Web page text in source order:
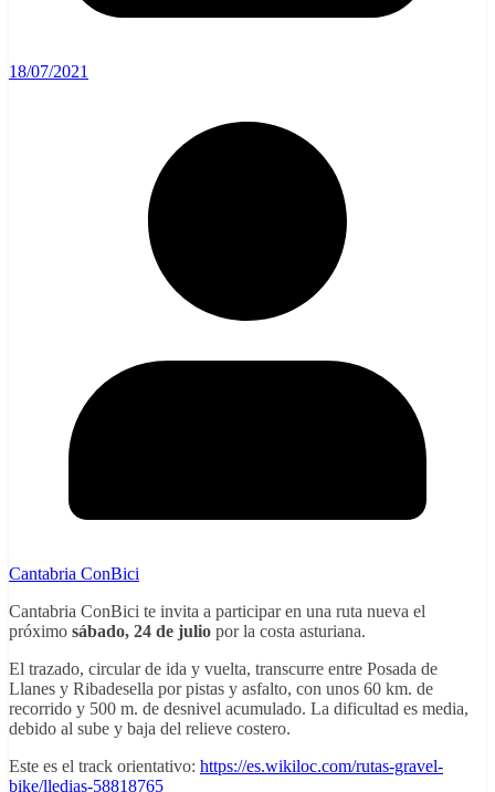
18/07/2021
Cantabria ConBici
Cantabria ConBici te invita a participar en una ruta nueva el
próximo sábado, 24 de julio por la costa asturiana.
El trazado, circular de ida y vuelta, transcurre entre Posada de
Llanes y Ribadesella por pistas y asfalto, con unos 60 km. de
recorrido y 500 m. de desnivel acumulado. La dificultad es media,
debido al sube y baja del relieve costero.
Este es el track orientativo: https://es.wikiloc.com/rutas-gravel-
bike/lledias-58818765